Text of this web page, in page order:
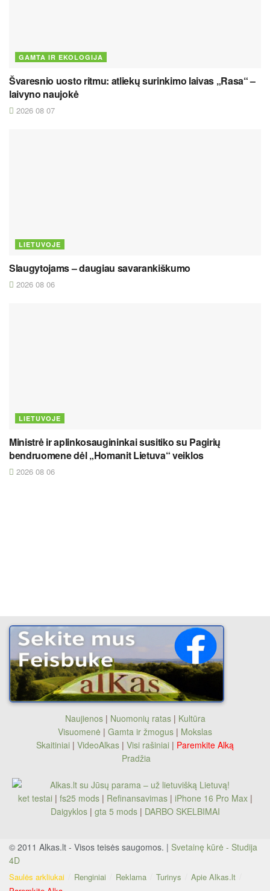
GAMTA IR EKOLOGIJA
Švaresnio uosto ritmu: atliekų surinkimo laivas „Rasa“ –
laivyno naujokė
2026 08 07
LIETUVOJE
Slaugytojams – daugiau savarankiškumo
2026 08 06
LIETUVOJE
Ministrė ir aplinkosaugininkai susitiko su Pagirių
bendruomene dėl „Homanit Lietuva“ veiklos
2026 08 06
Naujienos| Nuomonių ratas| Kultūra
Visuomenė | Gamta ir žmogus | Mokslas
Skaitiniai | VideoAlkas | Visi rašiniai | Paremkite Alką
Pradžia
ket testai | fs25 mods| Refinansavimas| iPhone 16 Pro Max|
Daigyklos| gta 5 mods | DARBO SKELBIMAI
© 2011 Alkas.lt - Visos teisės saugomos. | Svetainę kūrė - Studija
4D
Saulės arkliukai Renginiai Reklama Turinys
Apie Alkas.lt